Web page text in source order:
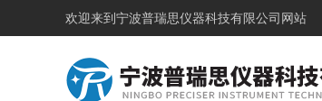
欢迎来到 宁波普瑞思仪器科技有限公司网站